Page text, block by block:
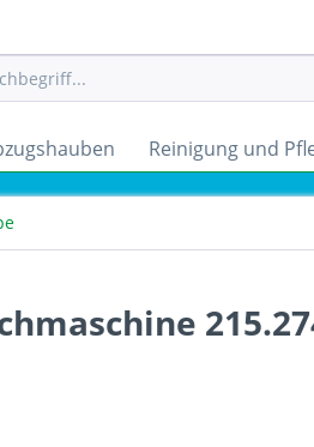
Reinigung und